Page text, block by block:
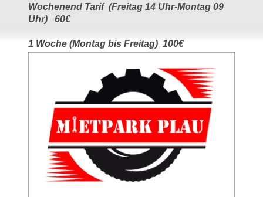
Wochenend Tarif (Freitag 14 Uhr-Montag 09
Uhr) 60€
1 Woche (Montag bis Freitag) 100€